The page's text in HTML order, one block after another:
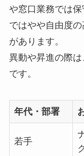
や窓口業務では
ではやや自由度
があります。
異動や昇進の際
です。
年代・部署
若手